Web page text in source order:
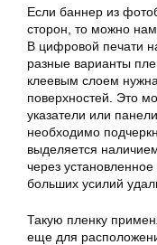
Если баннер из
сторон, то можно
В цифровой печати
разные варианты
клеевым слоем
поверхностей. Это
указатели или
необходимо
выделяется
через
больших усилий
Такую пленку
еще для